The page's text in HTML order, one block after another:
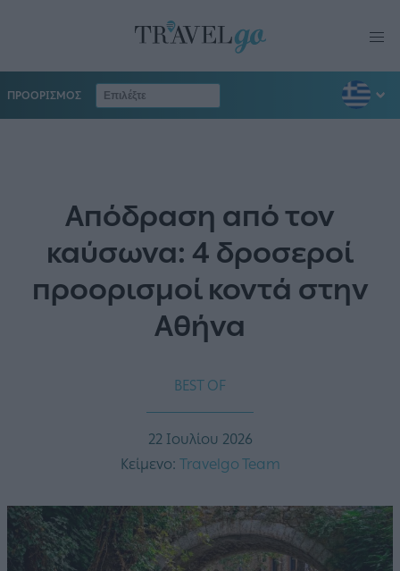
ΠΡΟΟΡΙΣΜΟΣ
Απόδραση από τον
καύσωνα: 4 δροσεροί
προορισμοί κοντά στην
Αθήνα
BEST OF
22 Ιουλίου 2026
Κείμενο: Travelgo Team